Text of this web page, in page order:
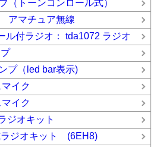
（トーンコンロール式）
アマチュア無線
ル付ラジオ： tda1072 ラジオ
プ（led bar表示)
イク
イク
ジオキット
ジオキット (6EH8)